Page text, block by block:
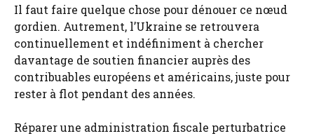
Il faut faire quelque chose pour dénouer ce nœud
gordien. Autrement, l’Ukraine se retrouvera
continuellement et indéfiniment à chercher
davantage de soutien financier auprès des
contribuables européens et américains, juste pour
rester à flot pendant des années.
Réparer une administration fiscale perturbatrice